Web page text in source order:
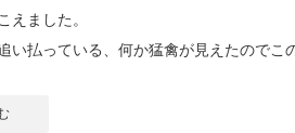
えました。
い払っている、何か猛禽が見えたのでこ